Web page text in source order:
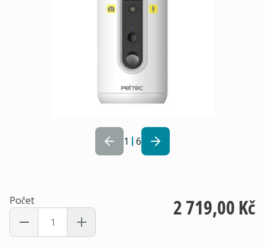
1 6
Počet 2 719,00 Kč